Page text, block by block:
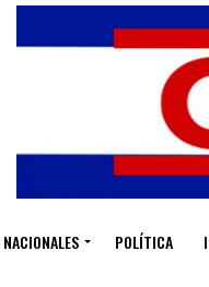
NACIONALES POLÍTICA